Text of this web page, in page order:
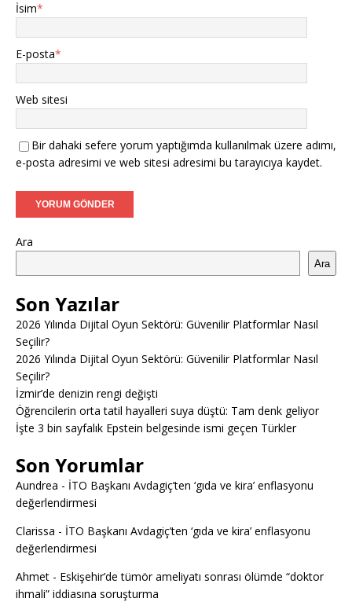
İsim*
E-posta*
Web sitesi
Bir dahaki sefere yorum yaptığımda kullanılmak üzere adımı,
e-posta adresimi ve web sitesi adresimi bu tarayıcıya kaydet.
Ara
Ara
Son Yazılar
2026 Yılında Dijital Oyun Sektörü: Güvenilir Platformlar Nasıl
Seçilir?
2026 Yılında Dijital Oyun Sektörü: Güvenilir Platformlar Nasıl
Seçilir?
İzmir’de denizin rengi değişti
Öğrencilerin orta tatil hayalleri suya düştü: Tam denk geliyor
İşte 3 bin sayfalık Epstein belgesinde ismi geçen Türkler
Son Yorumlar
Aundrea - İTO Başkanı Avdagiç’ten ‘gıda ve kira’ enflasyonu
değerlendirmesi
Clarissa - İTO Başkanı Avdagiç’ten ‘gıda ve kira’ enflasyonu
değerlendirmesi
Ahmet - Eskişehir’de tümör ameliyatı sonrası ölümde “doktor
ihmali” iddiasına soruşturma